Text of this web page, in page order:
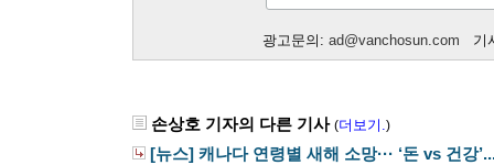
광고문의: ad@vanchosun.com 기
손상호 기자의 다른 기사 (더보기.)
[뉴스] 캐나다 연령별 새해 소망··· ‘돈 vs 건강